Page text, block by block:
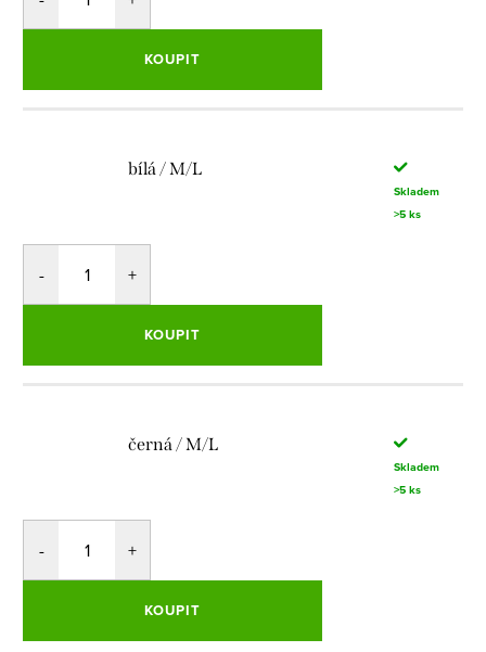
KOUPIT
bílá / M/L
Skladem
>5 ks
KOUPIT
černá / M/L
Skladem
>5 ks
KOUPIT